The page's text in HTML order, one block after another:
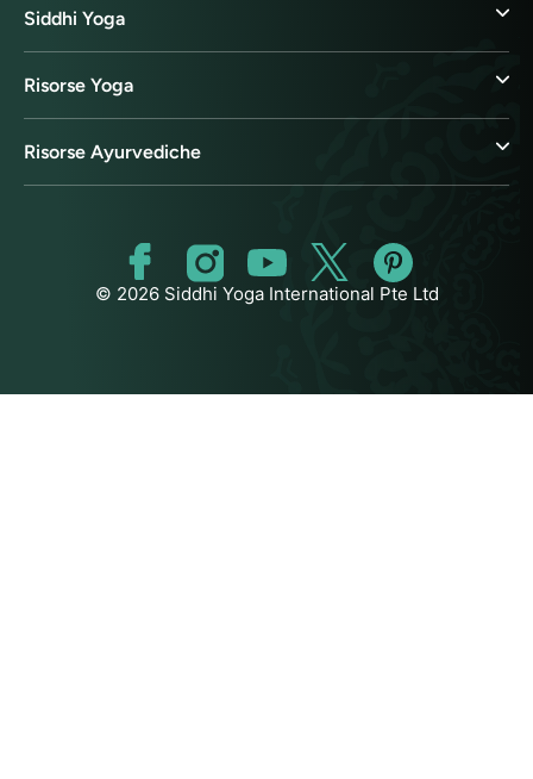
Siddhi Yoga
Risorse Yoga
Risorse Ayurvediche
© 2026 Siddhi Yoga International Pte Ltd